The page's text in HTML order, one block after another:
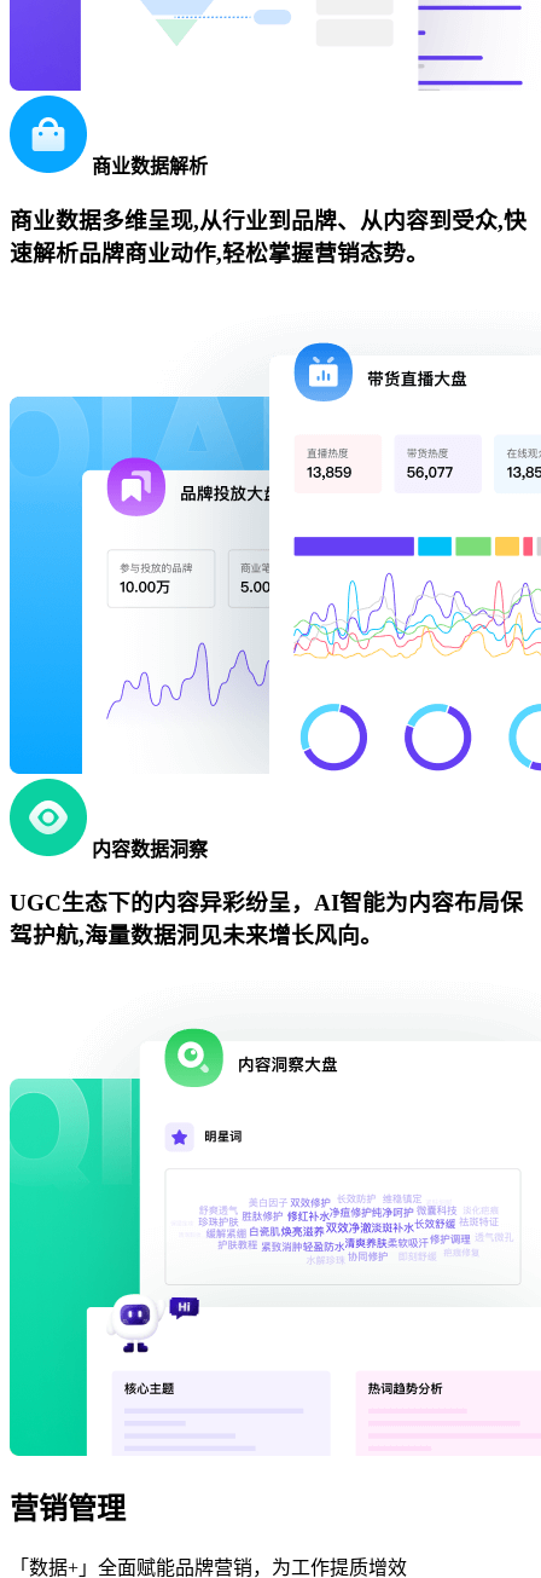
商业数据解析
商业数据多维呈现,从行业到品牌、从内容到受众,快
速解析品牌商业动作,轻松掌握营销态势。
内容数据洞察
UGC生态下的内容异彩纷呈，AI智能为内容布局保
驾护航,海量数据洞见未来增长风向。
营销管理
「数据+」全面赋能品牌营销，为工作提质增效